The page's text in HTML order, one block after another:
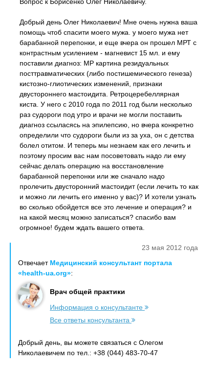
Добрый день Олег Николаевич! Мне очень нужна ваша
помощь чтоб спасити моего мужа. у моего мужа нет
барабанной перепонки, и еще вчера он прошел МРТ с
контрастным усилением - магневист 15 мл. и ему
поставили диагноз: МР картина резидуальных
посттравматических (либо постишемического генеза)
кистозно-глиотических изменений, признаки
двустороннего мастоидита. Ретроцеребеллярная
киста. У него с 2010 года по 2011 год были несколько
раз судороги под утро и врачи не могли поставить
диагноз ссыласясь на эпилепсию, но вчера конкретно
определили что судороги были из за уха, он с детства
болел отитом. И теперь мы незнаем как его лечить и
поэтому просим вас нам посоветовать надо ли ему
сейчас делать операцию на восстановление
барабанной перепонки или же сначало надо
пролечить двусторонний мастоидит (если лечить то как
и можно ли лечить его именно у вас)? И хотели узнать
во сколько обойдется все это лечение и операция? и
на какой месяц можно записаться? спасибо вам
огромное! будем ждать вашего ответа.
23 мая 2012 года
Отвечает Медицинский консультант портала
«health-ua.org»:
Врач общей практики
Информация о консультанте
Все ответы консультанта
Добрый день, вы можете связаться с Олегом
Николаевичем по тел.: +38 (044) 483-70-47